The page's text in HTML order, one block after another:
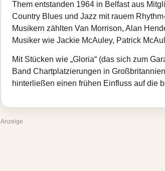
Them entstanden 1964 in Belfast aus
Country Blues und Jazz mit rauem
Musikern zählten Van Morrison, Alan
Musiker wie Jackie McAuley, Patrick
Mit Stücken wie „Gloria“ (das sich zum
Band Chartplatzierungen in
hinterließen einen frühen Einfluss auf die
Anzeige